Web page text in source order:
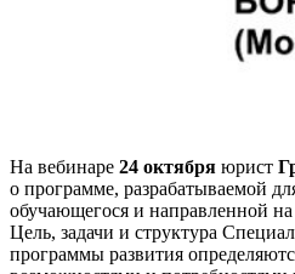
На вебинаре 24 октября юрист
о программе, разрабатываемой
обучающегося и направленной
Цель, задачи и структура
программы развития